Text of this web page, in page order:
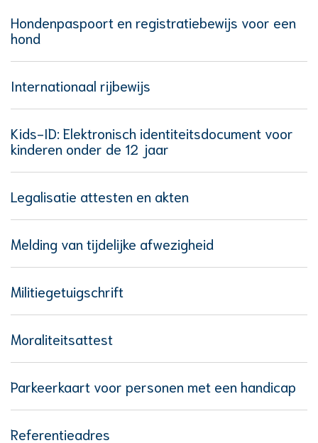
Hondenpaspoort en registratiebewijs voor een
hond
Internationaal rijbewijs
Kids-ID: Elektronisch identiteitsdocument voor
kinderen onder de 12 jaar
Legalisatie attesten en akten
Melding van tijdelijke afwezigheid
Militiegetuigschrift
Moraliteitsattest
Parkeerkaart voor personen met een handicap
Referentieadres